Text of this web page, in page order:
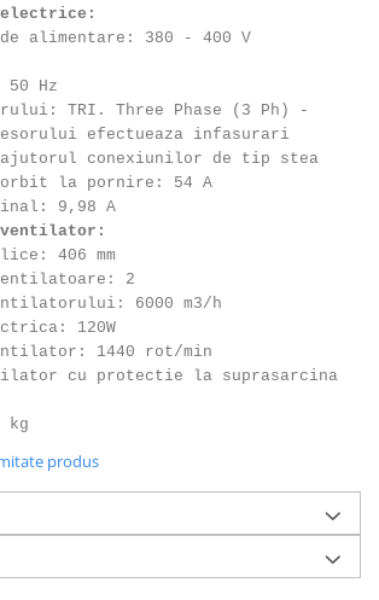
alimentare: 380 - 400 V
Hz
TRI. Three Phase (3 Ph) -
efectueaza infasurari
conexiunilor de tip stea
la pornire: 54 A
9,98 A
406 mm
2
6000 m3/h
120W
1440 rot/min
cu protectie la suprasarcina
kg
produs